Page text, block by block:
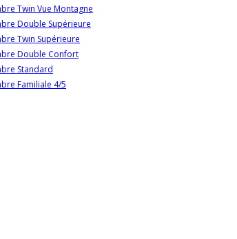
Twin Vue Montagne
Double Supérieure
Twin Supérieure
Double Confort
Standard
Familiale 4/5